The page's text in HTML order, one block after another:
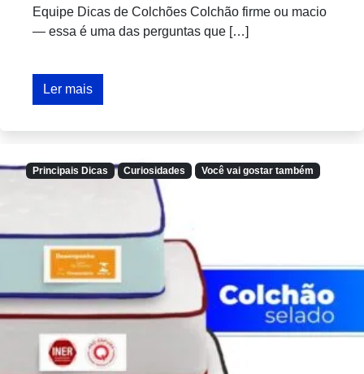
Equipe Dicas de Colchões Colchão firme ou macio
— essa é uma das perguntas que […]
Ler mais
Principais Dicas Curiosidades Você vai gostar também